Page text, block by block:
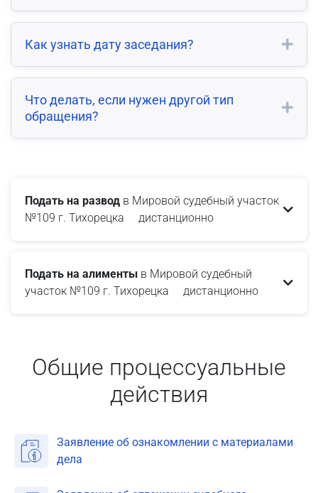
Как узнать дату заседания?
Что делать, если нужен другой тип
обращения?
Подать на развод в Мировой судебный участок
№109 г. Тихорецка дистанционно
Подать на алименты в Мировой судебный
участок №109 г. Тихорецка дистанционно
Общие процессуальные
действия
Заявление об ознакомлении с материалами
дела